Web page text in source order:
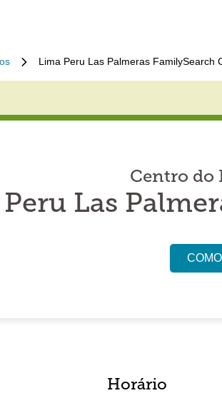
Lima Peru Las Palmeras FamilySearch
Centro do
Las
Horário